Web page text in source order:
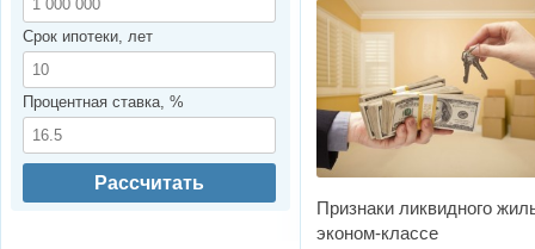
Признаки ликвидного
эконом-классе
Срок ипотеки, лет
Процентная ставка, %
Рассчитать